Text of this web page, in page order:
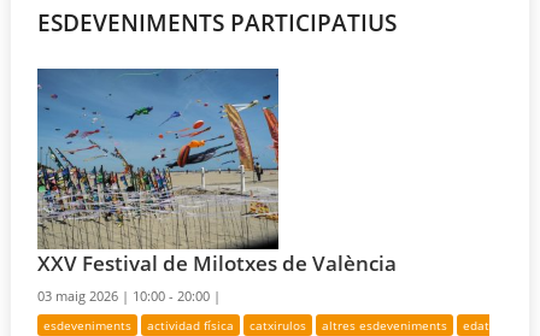
ESDEVENIMENTS PARTICIPATIUS
XXV Festival de Milotxes de València
03 maig 2026 | 10:00 - 20:00 |
esdeveniments actividad física catxirulos altres esdeveniments
edat